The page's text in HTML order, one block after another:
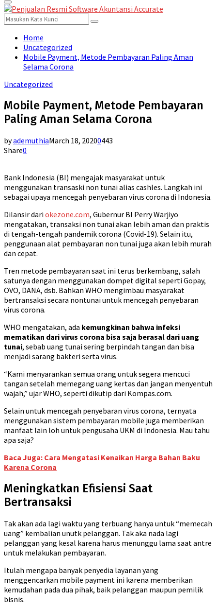
for:
Primary
Menu
Search
for:
Search
Home
Uncategorized
Mobile Payment, Metode Pembayaran Paling Aman
Selama Corona
Uncategorized
Mobile Payment, Metode Pembayaran
Paling Aman Selama Corona
byademuthiaMarch 18, 20200443
Share0
Bank Indonesia (BI) mengajak masyarakat untuk
menggunakan transaski non tunai alias cashles. Langkah ini
sebagai upaya mencegah penyebaran virus corona di Indonesia.
Dilansir dariokezone.com, Gubernur BI Perry Warjiyo
mengatakan, transaksi non tunai akan lebih aman dan praktis
di tengah-tengah pandemik corona (Covid-19). Selain itu,
penggunaan alat pembayaran non tunai juga akan lebih murah
dan cepat.
Tren metode pembayaran saat ini terus berkembang, salah
satunya dengan menggunakan dompet digital seperti Gopay,
OVO, DANA, dsb. Bahkan WHO mengimbau masyarakat
bertransaksi secara nontunai untuk mencegah penyebaran
virus corona.
WHO mengatakan, ada kemungkinan bahwa infeksi
mematikan dari virus corona bisa saja berasal dari uang
tunai, sebab uang tunai sering berpindah tangan dan bisa
menjadi sarang bakteri serta virus.
“Kami menyarankan semua orang untuk segera mencuci
tangan setelah memegang uang kertas dan jangan menyentuh
wajah,” ujar WHO, seperti dikutip dari Kompas.com.
Selain untuk mencegah penyebaran virus corona, ternyata
menggunakan sistem pembayaran mobile juga memberikan
manfaat lain loh untuk pengusaha UKM di Indonesia. Mau tahu
apa saja?
Baca Juga: Cara Mengatasi Kenaikan Harga Bahan Baku
Karena Corona
Meningkatkan Efisiensi Saat
Bertransaksi
Tak akan ada lagi waktu yang terbuang hanya untuk “memecah
uang” kembalian unutk pelanggan. Tak aka nada lagi
pelanggan yang kesal karena harus menunggu lama saat antre
untuk melakukan pembayaran.
Itulah mengapa banyak penyedia layanan yang
menggencarkan mobile payment ini karena memberikan
kemudahan pada dua pihak, baik pelanggan maupun pemilik
bisnis.